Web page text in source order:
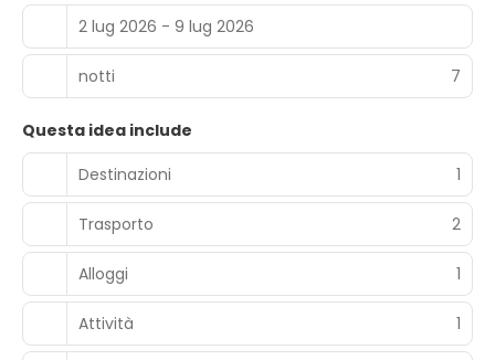
2 lug 2026 - 9 lug 2026
notti 7
Questa idea include
Destinazioni
1
Trasporto 2
Alloggi 1
Attività 1